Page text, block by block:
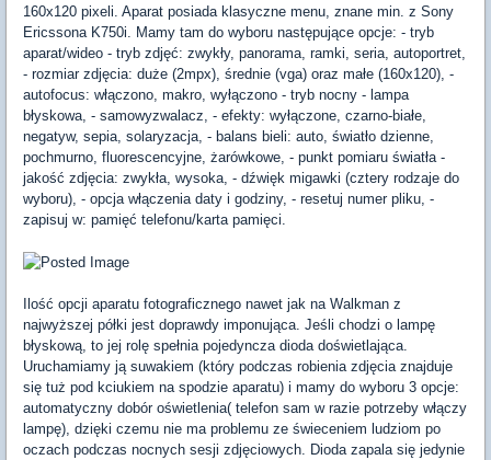
160x120 pixeli. Aparat posiada klasyczne menu, znane min. z Sony
Ericssona K750i. Mamy tam do wyboru następujące opcje: - tryb
aparat/wideo - tryb zdjęć: zwykły, panorama, ramki, seria, autoportret,
- rozmiar zdjęcia: duże (2mpx), średnie (vga) oraz małe (160x120), -
autofocus: włączono, makro, wyłączono - tryb nocny - lampa
błyskowa, - samowyzwalacz, - efekty: wyłączone, czarno-białe,
negatyw, sepia, solaryzacja, - balans bieli: auto, światło dzienne,
pochmurno, fluorescencyjne, żarówkowe, - punkt pomiaru światła -
jakość zdjęcia: zwykła, wysoka, - dźwięk migawki (cztery rodzaje do
wyboru), - opcja włączenia daty i godziny, - resetuj numer pliku, -
zapisuj w: pamięć telefonu/karta pamięci.
Ilość opcji aparatu fotograficznego nawet jak na Walkman z
najwyższej półki jest doprawdy imponująca. Jeśli chodzi o lampę
błyskową, to jej rolę spełnia pojedyncza dioda doświetlająca.
Uruchamiamy ją suwakiem (który podczas robienia zdjęcia znajduje
się tuż pod kciukiem na spodzie aparatu) i mamy do wyboru 3 opcje:
automatyczny dobór oświetlenia( telefon sam w razie potrzeby włączy
lampę), dzięki czemu nie ma problemu ze świeceniem ludziom po
oczach podczas nocnych sesji zdjęciowych. Dioda zapala się jedynie